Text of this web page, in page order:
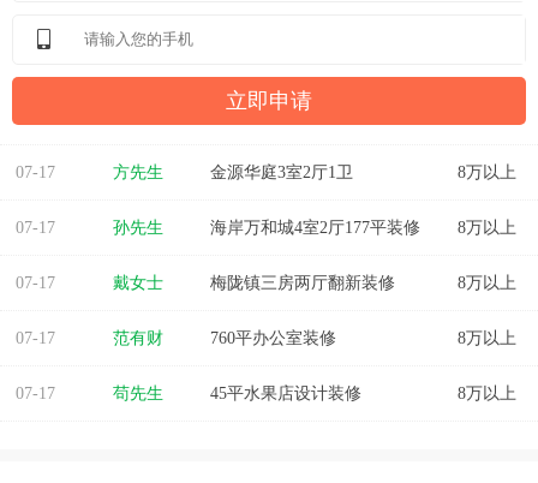
07-17 方先生 金源华庭3室2厅1卫 8万以上
07-17 孙先生 海岸万和城4室2厅177平装修 8万以上
07-17 戴女士 梅陇镇三房两厅翻新装修 8万以上
07-17 范有财 760平办公室装修 8万以上
07-17 苟先生 45平水果店设计装修 8万以上